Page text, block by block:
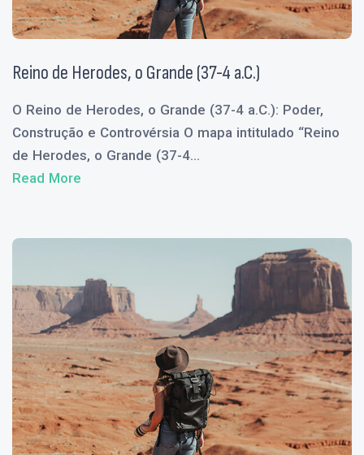
Reino de Herodes, o Grande (37-4 a.C.)
O Reino de Herodes, o Grande (37-4 a.C.): Poder,
Construção e Controvérsia O mapa intitulado “Reino
de Herodes, o Grande (37-4...
Read More